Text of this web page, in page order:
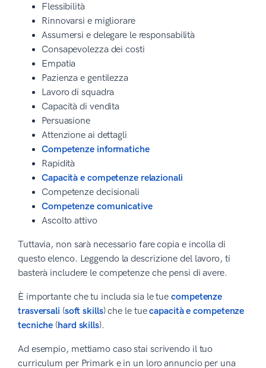
Flessibilità
Rinnovarsi e migliorare
Assumersi e delegare le responsabilità
Consapevolezza dei costi
Empatia
Pazienza e gentilezza
Lavoro di squadra
Capacità di vendita
Persuasione
Attenzione ai dettagli
Competenze informatiche
Rapidità
Capacità e competenze relazionali
Competenze decisionali
Competenze comunicative
Ascolto attivo
Tuttavia, non sarà necessario fare copia e incolla di
questo elenco. Leggendo la descrizione del lavoro, ti
basterà includere le competenze che pensi di avere.
È importante che tu includa sia le tuecompetenze
trasversali (soft skills) che le tuecapacità e competenze
tecniche (hard skills).
Ad esempio, mettiamo caso stai scrivendo il tuo
curriculum per Primark e in un loro annuncio per una